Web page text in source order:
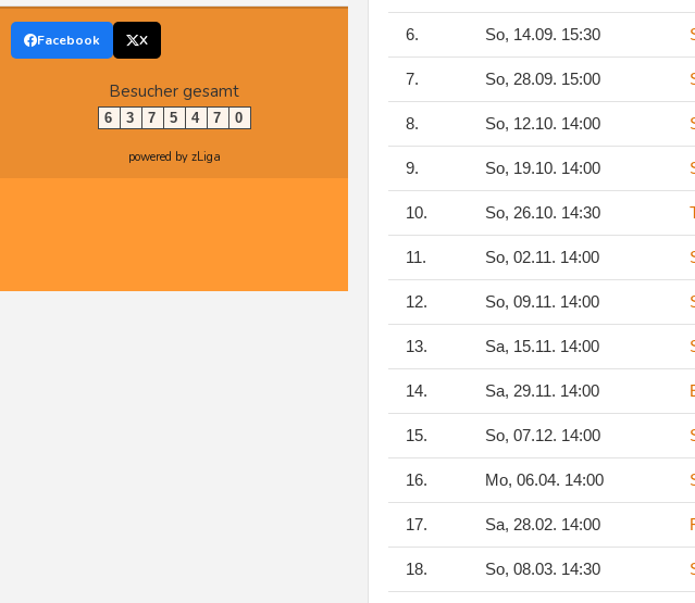
Facebook X
Besucher gesamt
6 3 7 5 4 7 0
powered by zLiga
6. So, 14.09. 15:30
7. So, 28.09. 15:00
8. So, 12.10. 14:00
9. So, 19.10. 14:00
10. So, 26.10. 14:30
11. So, 02.11. 14:00
12. So, 09.11. 14:00
13. Sa, 15.11. 14:00
14. Sa, 29.11. 14:00
15. So, 07.12. 14:00
16. Mo, 06.04. 14:00
17. Sa, 28.02. 14:00
18. So, 08.03. 14:30